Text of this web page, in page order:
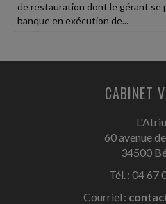
de restauration dont le gérant se
banque en exécution de...
CABINET
60 avenue
34500
Tél. : 04 67
Courriel :